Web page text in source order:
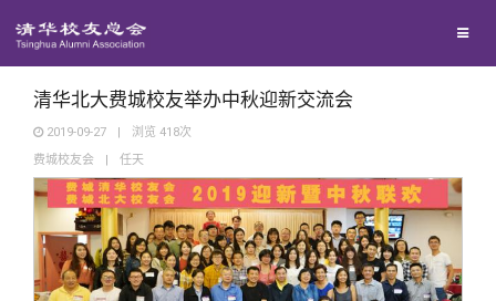
地区联络
院系校友工作
专业委员会
回馈母校
捐赠新闻
捐赠纪事
《清华校友通讯》
《水木清华》
百年清华
清华人物
校友服务
清华北大费城校友举办中秋迎新交流会
2019-09-27 | 浏览 418次
费城校友会
| 任天